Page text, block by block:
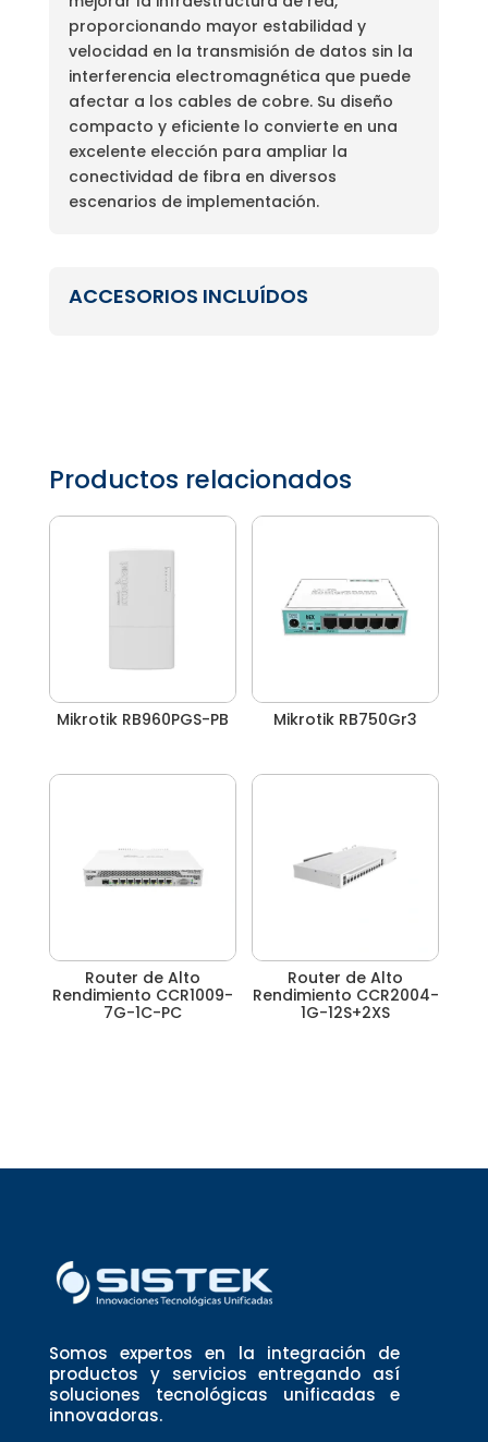
proporcionando mayor estabilidad y
velocidad en la transmisión de datos sin la
interferencia electromagnética que puede
afectar a los cables de cobre. Su diseño
compacto y eficiente lo convierte en una
excelente elección para ampliar la
conectividad de fibra en diversos
escenarios de implementación.
ACCESORIOS INCLUÍDOS
Productos relacionados
Mikrotik RB960PGS-PB Mikrotik RB750Gr3
Router de Alto
Rendimiento CCR1009-
7G-1C-PC
Router de Alto
Rendimiento CCR2004-
1G-12S+2XS
Somos expertos en la integración de
productos y servicios entregando así
soluciones tecnológicas unificadas e
innovadoras.